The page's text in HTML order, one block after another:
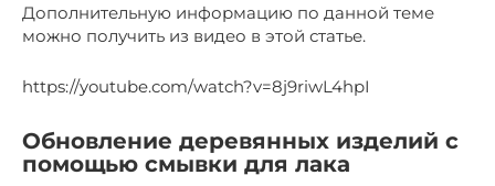
Дополнительную информацию по данной теме
можно получить из видео в этой статье.
https://youtube.com/watch?v=8j9riwL4hpI
Обновление деревянных изделий с
помощью смывки для лака